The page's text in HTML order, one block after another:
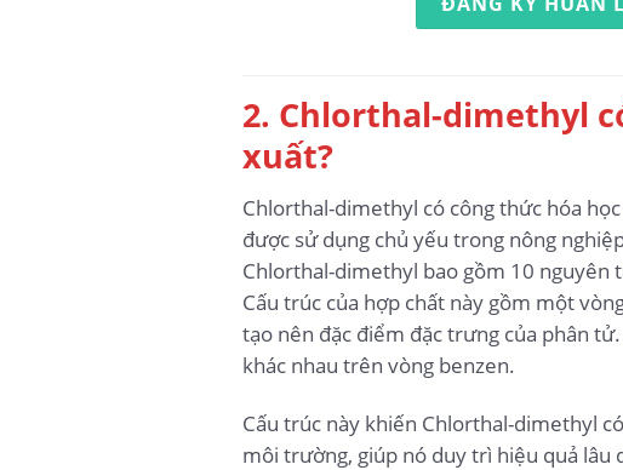
2. Chlorthal-dimethyl
xuất?
Chlorthal-dimethyl có công thức hóa
được sử dụng chủ yếu trong nông
Chlorthal-dimethyl bao gồm 10 nguyên
Cấu trúc của hợp chất này gồm một
tạo nên đặc điểm đặc trưng của phân
khác nhau trên vòng benzen.
Cấu trúc này khiến Chlorthal-dimethyl
môi trường, giúp nó duy trì hiệu quả lâu